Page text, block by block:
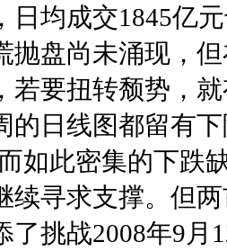
日均成交1845亿
抛盘尚未涌现，
若要扭转颓势，
的日线图都留有
如此密集的下跌
续寻求支撑。但
了挑战2008年9